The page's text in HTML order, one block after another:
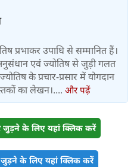
प्रभाकर उपाधि से सम्मानित हैं।
एवं ज्योतिष से जुड़ी गलत
के प्रचार-प्रसार में योगदान
का लेखन।.... और पढ़ें
जुड़ने के लिए यहां क्लिक करें
के लिए यहां क्लिक करें